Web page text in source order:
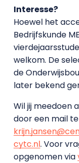
Interesse?
Hoewel het
Bedrijfskunde
welkom. De
de
later bekend
Wil jij meedoen
door een mail
cytc.nl. Voor
opgenomen via